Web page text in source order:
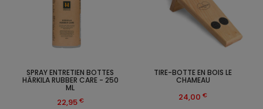
TIRE-BOTTE EN BOIS LE
CHAMEAU
24,00 €
SPRAY ENTRETIEN BOTTES
HÄRKILA RUBBER CARE - 250
ML
22,95 €